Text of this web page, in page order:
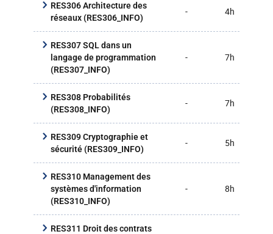
RES306 Architecture des
réseaux (RES306_INFO)
- 4h
RES307 SQL dans un
langage de programmation
(RES307_INFO)
- 7h
RES308 Probabilités
(RES308_INFO)
- 7h
RES309 Cryptographie et
sécurité (RES309_INFO)
- 5h
RES310 Management des
systèmes d'information
(RES310_INFO)
- 8h
RES311 Droit des contrats